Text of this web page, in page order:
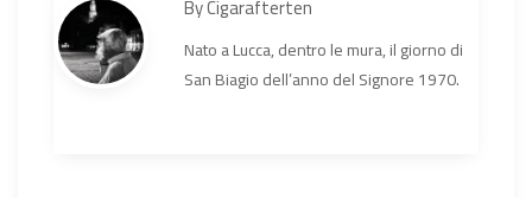
ByCigarafterten
Nato a Lucca, dentro le mura, il giorno di
San Biagio dell’anno del Signore 1970.